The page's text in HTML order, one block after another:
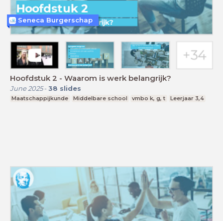
Hoofdstuk 2 - Waarom is werk belangrijk?
June 2025- 38 slides
Maatschappijkunde Middelbare school vmbo k, g, t Leerjaar 3,4
Seneca Burgerschap